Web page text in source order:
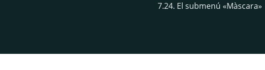
7.24. El submenú «Màscara»